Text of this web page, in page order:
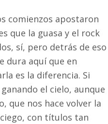
comienzos apostaron
que la guasa y el rock
sí, pero detrás de eso
dura aquí que en
es la diferencia. Si
el cielo, aunque
que nos hace volver la
con títulos tan